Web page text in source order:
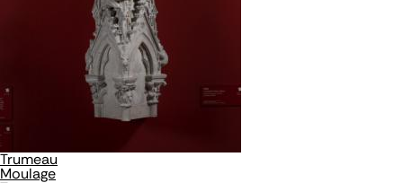
Trumeau
Moulage